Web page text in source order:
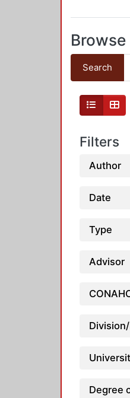
Browse
Search
Filters
Author
Date
Type
Advisor
Degree